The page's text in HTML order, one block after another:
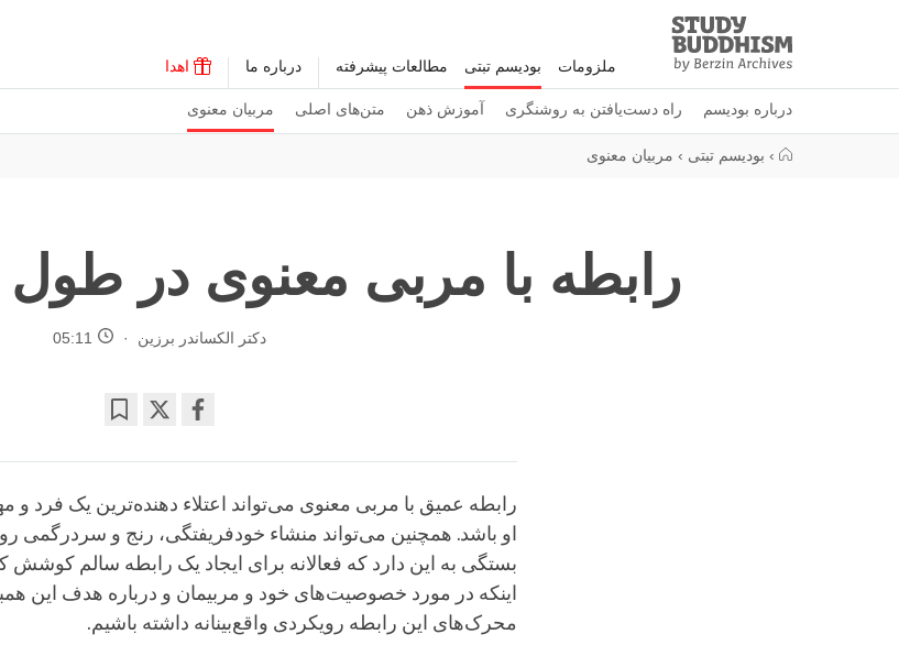
Study
Buddhism
Home
ملزومات بودیسم تبتی
درباره بودیسم راه دست‌یافتن به روشنگری آموزش ذهن متن‌های اصلی مربیان معنوی
مطالعات پیشرفته درباره ما اهدا
› بودیسم تبتی › مربیان معنوی
رابطه با مربی معنوی در
دکتر الکساندر برزین 05:11
on
facebook
رابطه عمیق با مربی معنوی می‌تواند اعتلاء دهنده‌ترین یک فرد و
او باشد. همچنین می‌تواند منشاء خودفریفتگی، رنج و سردرگمی
بستگی به این دارد که فعالانه برای ایجاد یک رابطه سالم کوشش
اینکه در مورد خصوصیت‌های خود و مربیمان و درباره هدف این
محرک‌های این رابطه رویکردی واقع‌بینانه داشته باشیم.